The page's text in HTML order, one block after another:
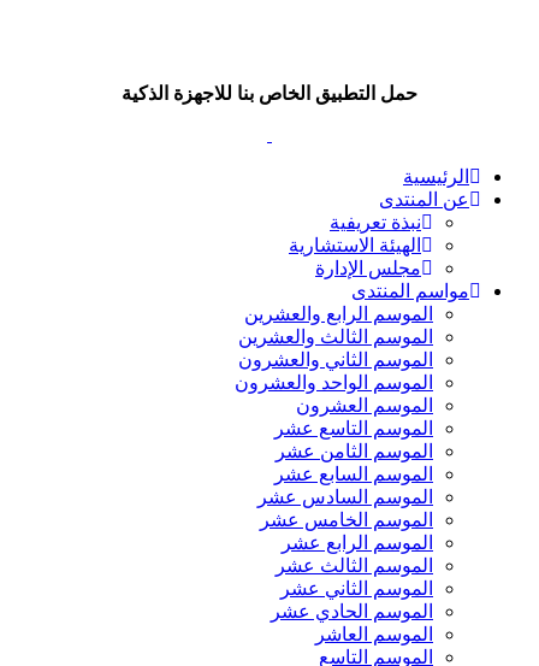
حمل التطبيق الخاص بنا للاجهزة الذكية
الرئيسية
عن المنتدى
نبذة تعريفية
الهيئة الاستشارية
مجلس الإدارة
مواسم المنتدى
الموسم الرابع والعشرين
الموسم الثالث والعشرين
الموسم الثاني والعشرون
الموسم الواحد والعشرون
الموسم العشرون
الموسم التاسع عشر
الموسم الثامن عشر
الموسم السابع عشر
الموسم السادس عشر
الموسم الخامس عشر
الموسم الرابع عشر
الموسم الثالث عشر
الموسم الثاني عشر
الموسم الحادي عشر
الموسم العاشر
الموسم التاسع